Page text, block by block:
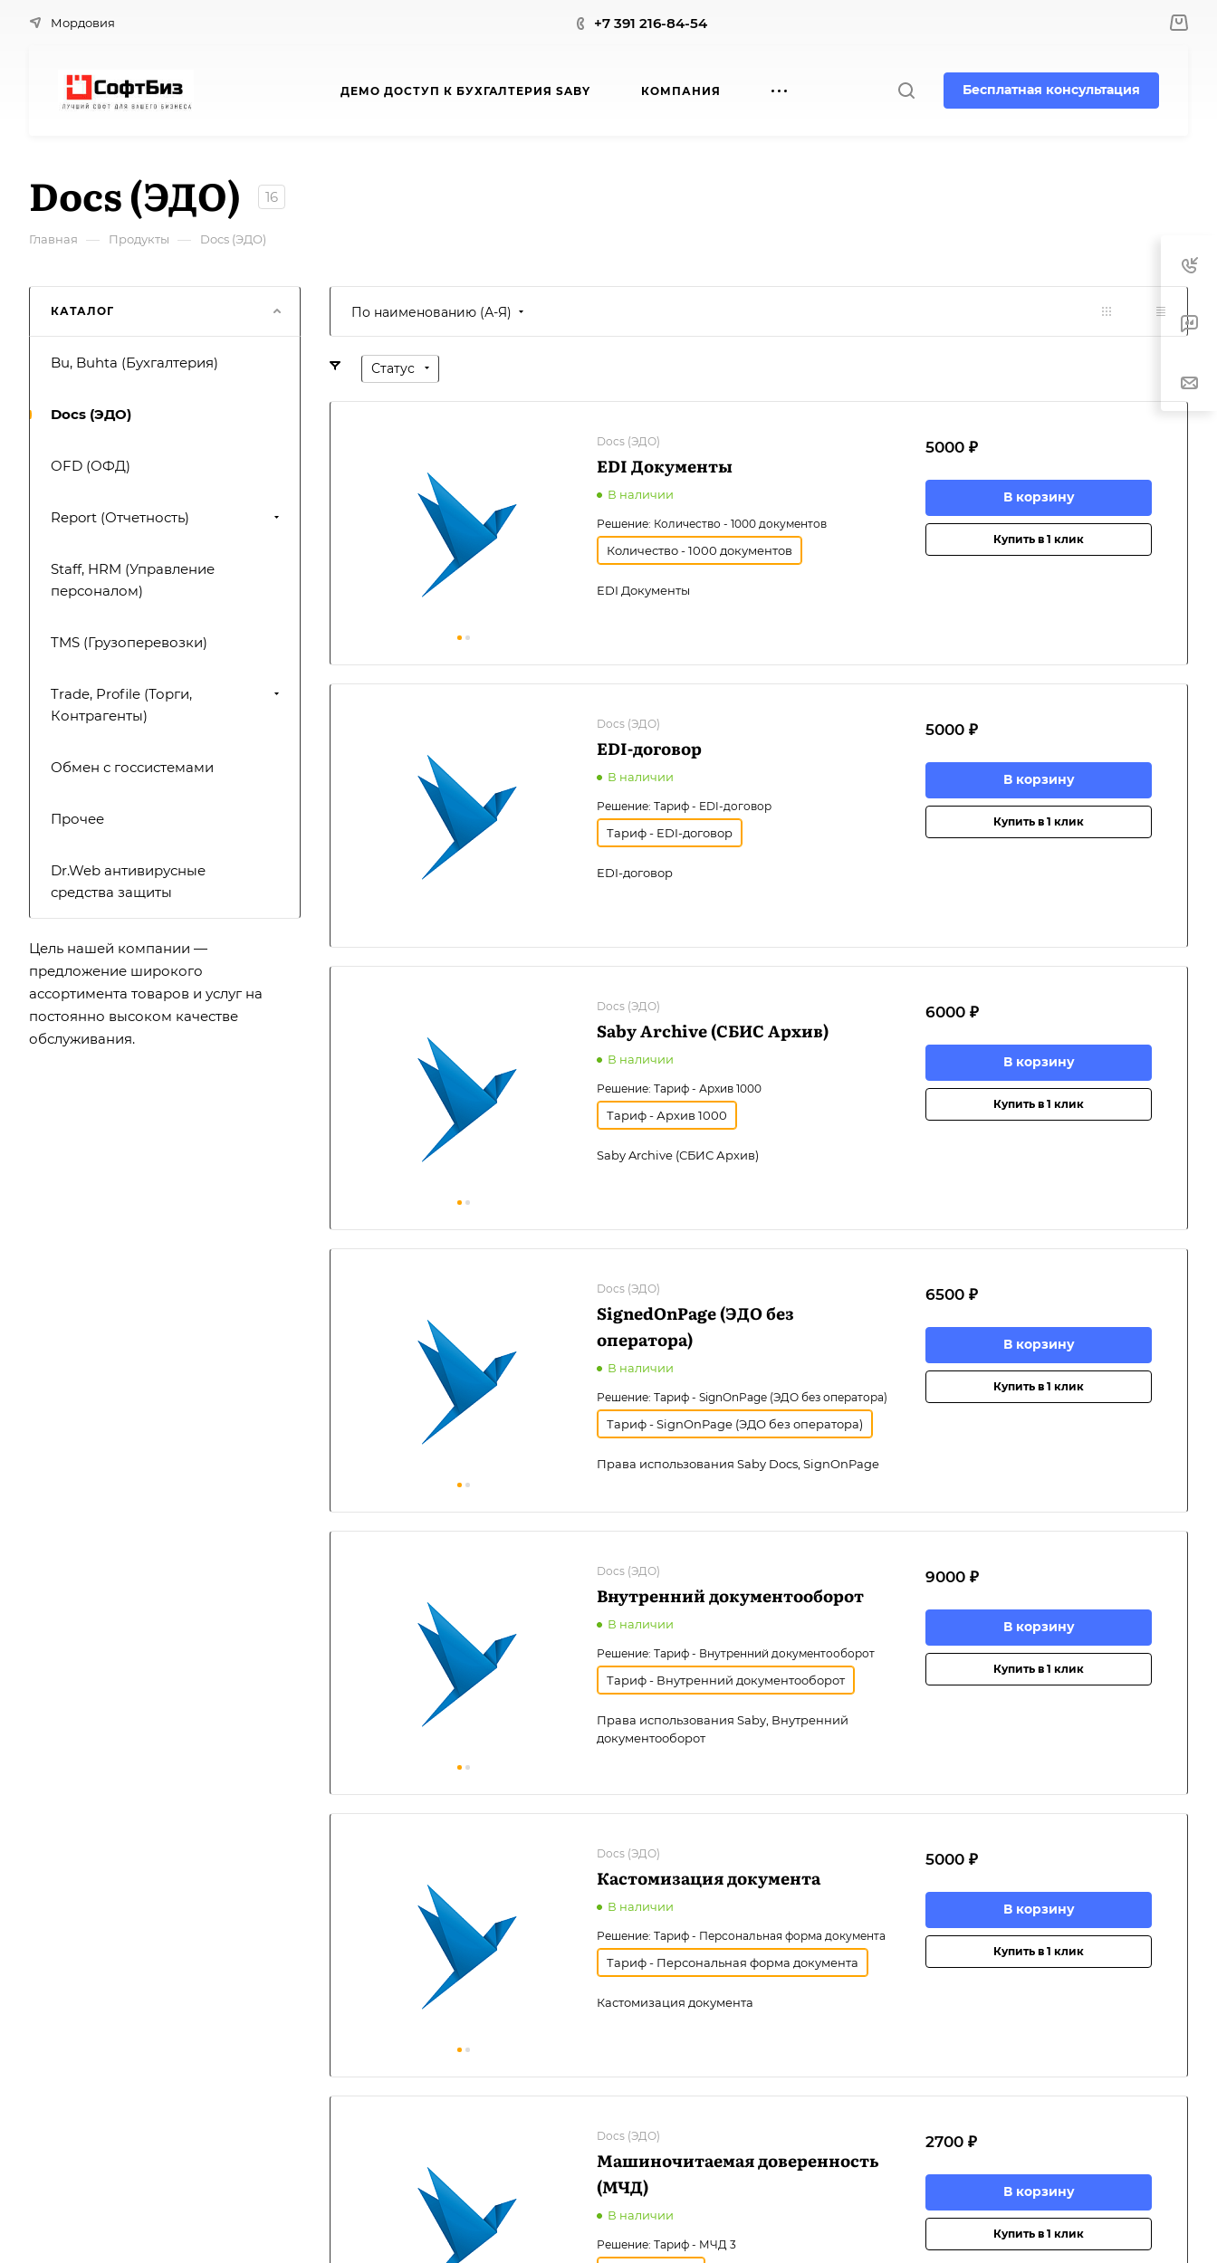
Мордовия +7 391 216-84-54
ДЕМО ДОСТУП К БУХГАЛТЕРИЯ SABY КОМПАНИЯ Бесплатная консультация
Docs (ЭДО) 16
Главная — Продукты — Docs (ЭДО)
По наименованию (А-Я)
Статус
Docs (ЭДО)
EDI Документы
В наличии
Решение: Количество - 1000 документов
Количество - 1000 документов
EDI Документы
5000 ₽
В корзину
Купить в 1 клик
Docs (ЭДО)
EDI-договор
В наличии
Решение: Тариф - EDI-договор
Тариф - EDI-договор
EDI-договор
5000 ₽
В корзину
Купить в 1 клик
Docs (ЭДО)
Saby Archive (СБИС Архив)
В наличии
Решение: Тариф - Архив 1000
Тариф - Архив 1000
Saby Archive (СБИС Архив)
6000 ₽
В корзину
Купить в 1 клик
Docs (ЭДО)
SignedOnPage (ЭДО без
оператора)
В наличии
Решение: Тариф - SignOnPage (ЭДО без оператора)
Тариф - SignOnPage (ЭДО без оператора)
Права использования Saby Docs, SignOnPage
6500 ₽
В корзину
Купить в 1 клик
Docs (ЭДО)
Внутренний документооборот
В наличии
Решение: Тариф - Внутренний документооборот
Тариф - Внутренний документооборот
Права использования Saby, Внутренний
документооборот
9000 ₽
В корзину
Купить в 1 клик
Docs (ЭДО)
Кастомизация документа
В наличии
Решение: Тариф - Персональная форма документа
Тариф - Персональная форма документа
Кастомизация документа
5000 ₽
В корзину
Купить в 1 клик
Docs (ЭДО)
Машиночитаемая доверенность
(МЧД)
В наличии
Решение: Тариф - МЧД 3
2700 ₽
В корзину
Купить в 1 клик
КАТАЛОГ
Bu, Buhta (Бухгалтерия)
Docs (ЭДО)
OFD (ОФД)
Report (Отчетность)
Staff, HRM (Управление
персоналом)
TMS (Грузоперевозки)
Trade, Profile (Торги,
Контрагенты)
Обмен с госсистемами
Прочее
Dr.Web антивирусные
средства защиты
Цель нашей компании —
предложение широкого
ассортимента товаров и услуг на
постоянно высоком качестве
обслуживания.